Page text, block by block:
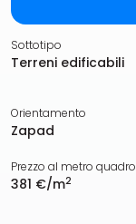
Sottotipo
Terreni edificabili
Orientamento
Zapad
Prezzo al metro quadro
381 €/m2